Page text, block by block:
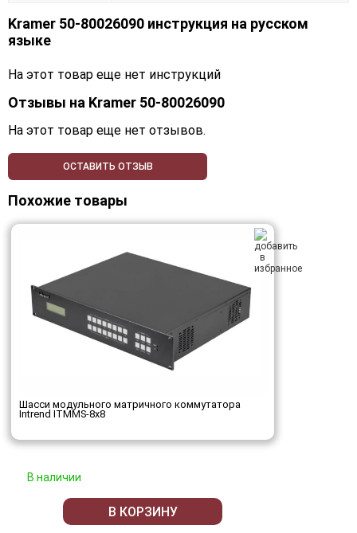
Kramer 50-80026090 инструкция на русском
языке
На этот товар еще нет инструкций
Отзывы на Kramer 50-80026090
На этот товар еще нет отзывов.
ОСТАВИТЬ ОТЗЫВ
Похожие товары
Шасси модульного матричного коммутатора
Intrend ITMMS-8x8
В наличии
В КОРЗИНУ